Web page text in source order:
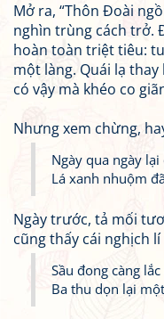
Mở ra, “Thôn Đoài
nghìn trùng cách trở.
hoàn toàn triệt tiêu:
một làng. Quái lạ
có vậy mà khéo co
Nhưng xem chừng,
Ngày qua ngày lại
Lá xanh nhuộm
Ngày trước, tả mối
cũng thấy cái nghịch
Sầu đong càng
Ba thu dọn lại